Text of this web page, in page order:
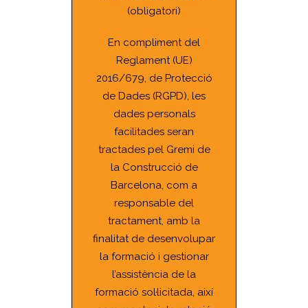
(obligatori)
En compliment del
Reglament (UE)
2016/679, de Protecció
de Dades (RGPD), les
dades personals
facilitades seran
tractades pel Gremi de
la Construcció de
Barcelona, com a
responsable del
tractament, amb la
finalitat de desenvolupar
la formació i gestionar
l’assistència de la
formació sol·licitada, així